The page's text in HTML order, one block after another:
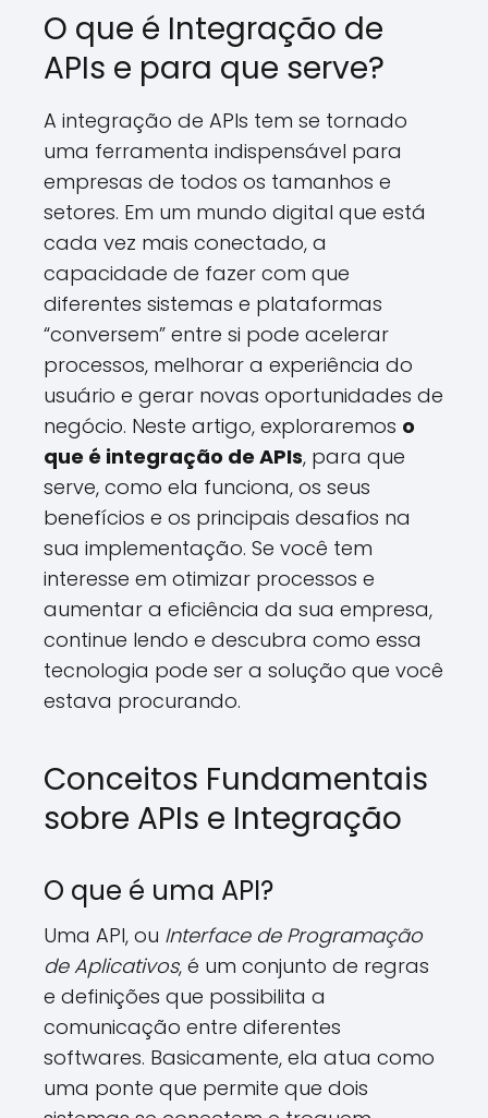
O que é Integração de
APIs e para que serve?
A integração de APIs tem se tornado
uma ferramenta indispensável para
empresas de todos os tamanhos e
setores. Em um mundo digital que está
cada vez mais conectado, a
capacidade de fazer com que
diferentes sistemas e plataformas
“conversem” entre si pode acelerar
processos, melhorar a experiência do
usuário e gerar novas oportunidades de
negócio. Neste artigo, exploraremos o
que é integração de APIs, para que
serve, como ela funciona, os seus
benefícios e os principais desafios na
sua implementação. Se você tem
interesse em otimizar processos e
aumentar a eficiência da sua empresa,
continue lendo e descubra como essa
tecnologia pode ser a solução que você
estava procurando.
Conceitos Fundamentais
sobre APIs e Integração
O que é uma API?
Uma API, ou Interface de Programação
de Aplicativos, é um conjunto de regras
e definições que possibilita a
comunicação entre diferentes
softwares. Basicamente, ela atua como
uma ponte que permite que dois